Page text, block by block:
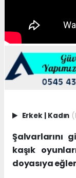
Erkek | Kadın
Şalvarlarını
kaşık
doyasıya